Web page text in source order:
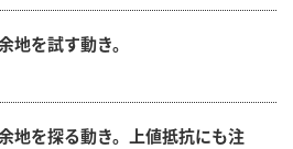
地を試す動き。
地を探る動き。上値抵抗にも注